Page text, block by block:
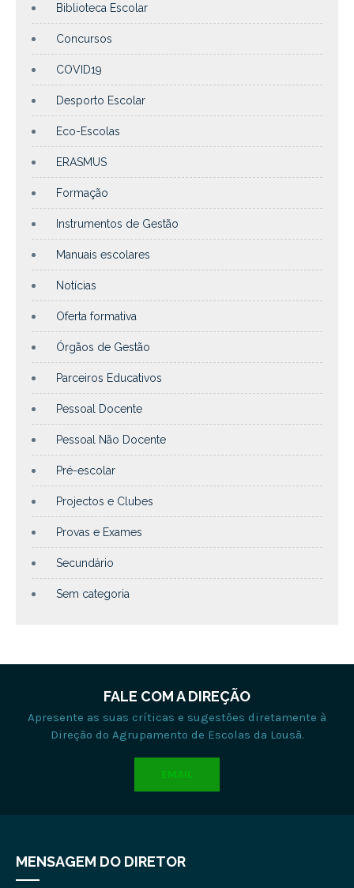
Biblioteca Escolar
Concursos
COVID19
Desporto Escolar
Eco-Escolas
ERASMUS
Formação
Instrumentos de Gestão
Manuais escolares
Notícias
Oferta formativa
Órgãos de Gestão
Parceiros Educativos
Pessoal Docente
Pessoal Não Docente
Pré-escolar
Projectos e Clubes
Provas e Exames
Secundário
Sem categoria
FALE COM A DIREÇÃO
Apresente as suas críticas e sugestões diretamente à
Direção do Agrupamento de Escolas da Lousã.
EMAIL
MENSAGEM DO DIRETOR